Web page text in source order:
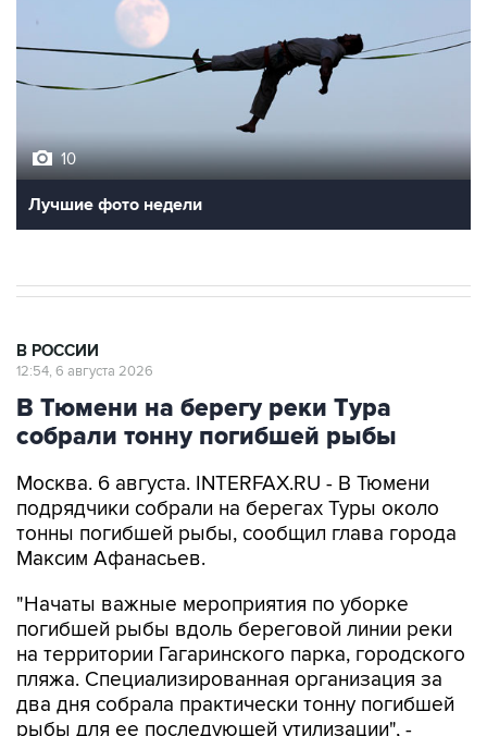
Лучшие фото недели
В Тюмени на берегу реки Тура
собрали тонну погибшей рыбы
Москва. 6 августа. INTERFAX.RU - В Тюмени
тонны погибшей рыбы, сообщил глава города
Максим Афанасьев.
"Начаты важные мероприятия по уборке
на территории Гагаринского парка, городского
пляжа. Специализированная организация за
два дня собрала практически тонну погибшей
рыбы для ее последующей утилизации", -
написал мэр.